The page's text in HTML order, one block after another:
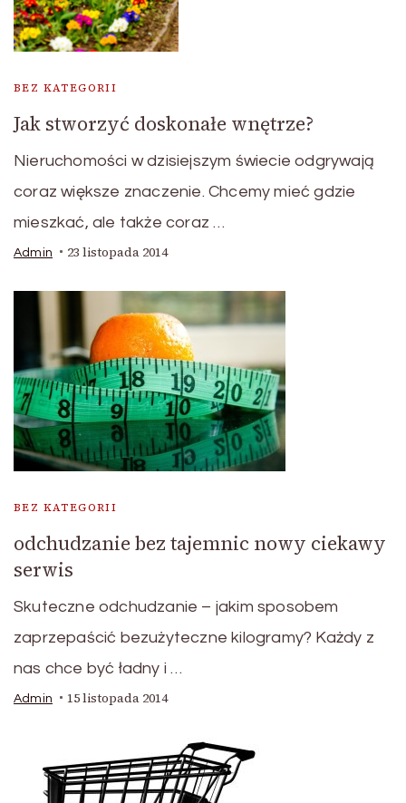
BEZ KATEGORII
Jak stworzyć doskonałe wnętrze?
Nieruchomości w dzisiejszym świecie odgrywają
coraz większe znaczenie. Chcemy mieć gdzie
mieszkać, ale także coraz …
Admin 23 listopada 2014
BEZ KATEGORII
odchudzanie bez tajemnic nowy ciekawy
serwis
Skuteczne odchudzanie – jakim sposobem
zaprzepaścić bezużyteczne kilogramy? Każdy z
nas chce być ładny i …
Admin 15 listopada 2014